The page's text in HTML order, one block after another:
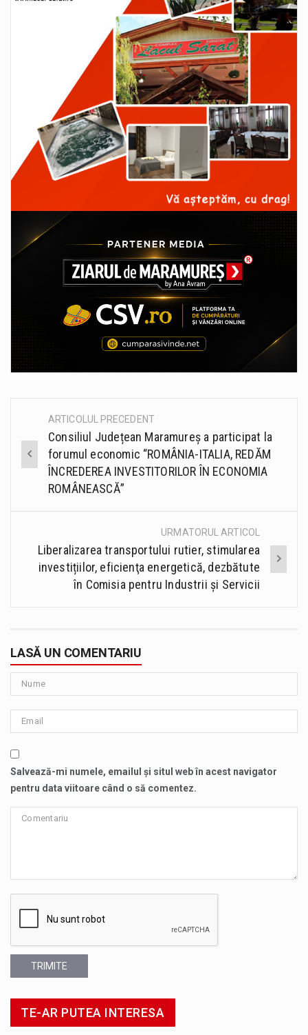
Post
navigation
ARTICOLUL PRECEDENT
Consiliul Județean Maramureș a participat la
forumul economic “ROMÂNIA-ITALIA, REDĂM
ÎNCREDEREA INVESTITORILOR ÎN ECONOMIA
ROMÂNEASCĂ”
URMATORUL ARTICOL
Liberalizarea transportului rutier, stimularea
investițiilor, eficienţa energetică, dezbătute
în Comisia pentru Industrii și Servicii
LASĂ UN COMENTARIU
Salvează-mi numele, emailul și situl web în acest navigator
pentru data viitoare când o să comentez.
TRIMITE
TE-AR PUTEA INTERESA